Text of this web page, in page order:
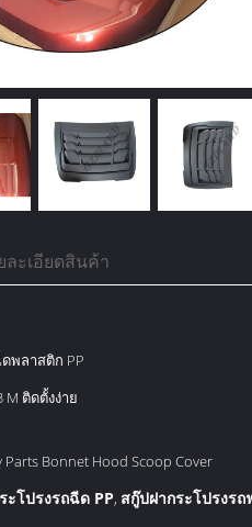
ละเอียดสินค้า
พลาสติก PP
M ติดตั้งง่าย
Parts Bonnet Hood Scoop Cover
ะโปรงรถฉีด PP, สกู๊ปฝากระโปรงรถ